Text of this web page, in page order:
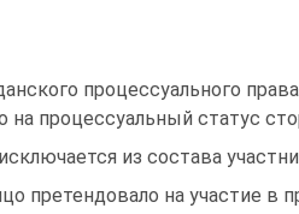
процессуального права
на процессуальный статус
из состава
претендовало на участие в